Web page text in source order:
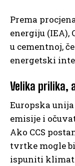
Prema
energiju (IEA),
u cementnoj,
energetski
Velika prilika,
Europska
emisije i
Ako CCS
tvrtke mogle
ispuniti